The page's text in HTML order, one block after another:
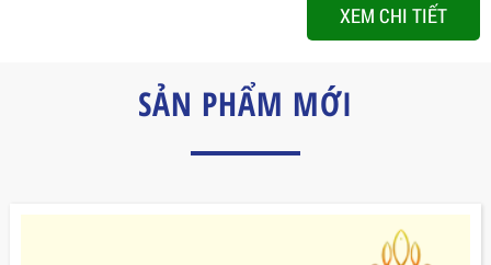
XEM CHI TIẾT
SẢN PHẨM MỚI